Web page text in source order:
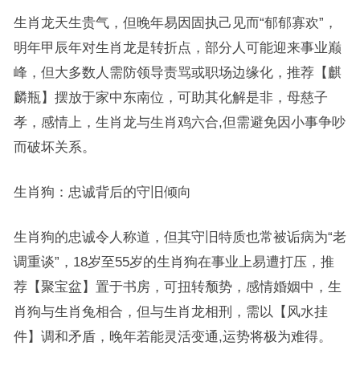
生肖龙天生贵气，但晚年易因固执己见而“郁郁寡欢”，
明年甲辰年对生肖龙是转折点，部分人可能迎来事业巅
峰，但大多数人需防领导责骂或职场边缘化，推荐【麒
麟瓶】摆放于家中东南位，可助其化解是非，母慈子
孝，感情上，生肖龙与生肖鸡六合,但需避免因小事争吵
而破坏关系。
生肖狗：忠诚背后的守旧倾向
生肖狗的忠诚令人称道，但其守旧特质也常被诟病为“老
调重谈”，18岁至55岁的生肖狗在事业上易遭打压，推
荐【聚宝盆】置于书房，可扭转颓势，感情婚姻中，生
肖狗与生肖兔相合，但与生肖龙相刑，需以【风水挂
件】调和矛盾，晚年若能灵活变通,运势将极为难得。